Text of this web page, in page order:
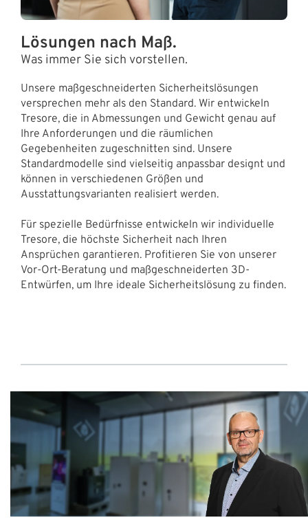
Lösungen nach Maß.
Was immer Sie sich vorstellen.
Unsere maßgeschneiderten Sicherheitslösungen
versprechen mehr als den Standard. Wir entwickeln
Tresore, die in Abmessungen und Gewicht genau auf
Ihre Anforderungen und die räumlichen
Gegebenheiten zugeschnitten sind. Unsere
Standardmodelle sind vielseitig anpassbar designt und
können in verschiedenen Größen und
Ausstattungsvarianten realisiert werden.
Für spezielle Bedürfnisse entwickeln wir individuelle
Tresore, die höchste Sicherheit nach Ihren
Ansprüchen garantieren. Profitieren Sie von unserer
Vor-Ort-Beratung und maßgeschneiderten 3D-
Entwürfen, um Ihre ideale Sicherheitslösung zu finden.